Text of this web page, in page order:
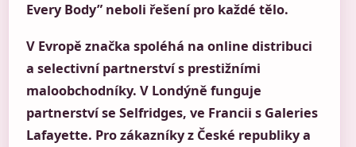
Every Body” neboli řešení pro každé tělo.
V Evropě značka spoléhá na online distribuci
a selectivní partnerství s prestižními
maloobchodníky. V Londýně funguje
partnerství se Selfridges, ve Francii s Galeries
Lafayette. Pro zákazníky z České republiky a